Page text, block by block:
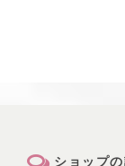
ショップ